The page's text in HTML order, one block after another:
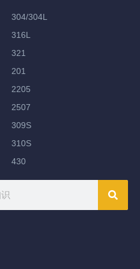
304/304L
316L
321
201
2205
2507
309S
310S
430